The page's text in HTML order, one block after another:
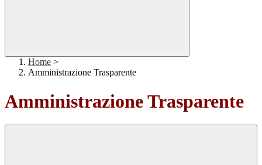
Home >
Amministrazione Trasparente
Amministrazione Trasparente